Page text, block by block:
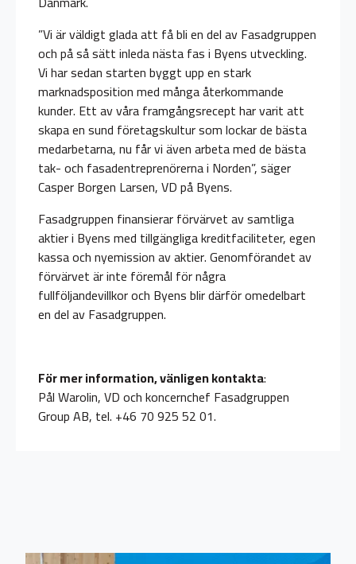
”Vi är väldigt glada att få bli en del av Fasadgruppen
och på så sätt inleda nästa fas i Byens utveckling.
Vi har sedan starten byggt upp en stark
marknadsposition med många återkommande
kunder. Ett av våra framgångsrecept har varit att
skapa en sund företagskultur som lockar de bästa
medarbetarna, nu får vi även arbeta med de bästa
tak- och fasadentreprenörerna i Norden”, säger
Casper Borgen Larsen, VD på Byens.
Fasadgruppen finansierar förvärvet av samtliga
aktier i Byens med tillgängliga kreditfaciliteter, egen
kassa och nyemission av aktier. Genomförandet av
förvärvet är inte föremål för några
fullföljandevillkor och Byens blir därför omedelbart
en del av Fasadgruppen.
För mer information, vänligen kontakta:
Pål Warolin, VD och koncernchef Fasadgruppen
Group AB, tel. +46 70 925 52 01.